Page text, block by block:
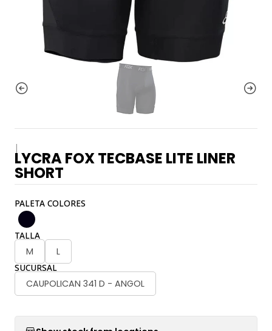
|
LYCRA FOX TECBASE LITE LINER
SHORT
PALETA COLORES
TALLA
M L
SUCURSAL
CAUPOLICAN 341 D - ANGOL